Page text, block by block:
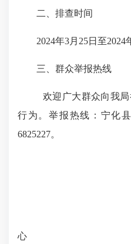
二、排查时间
2024年3月 25日至2024
三、群众举报热线
欢迎广大群众向我
行为。举报热线： 宁化县
6825227。
心